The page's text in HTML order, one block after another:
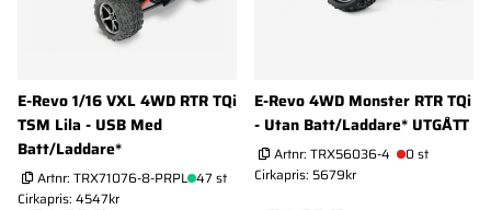
E-Revo 1/16 VXL 4WD RTR TQi
TSM Lila - USB Med
Batt/Laddare*
Artnr: TRX71076-8-PRPL 47 st
Cirkapris: 4547kr
E-Revo 4WD Monster RTR TQi
- Utan Batt/Laddare* UTGÅTT
Artnr: TRX56036-4
0 st
Cirkapris: 5679kr